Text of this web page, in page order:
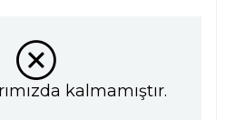
kalmamıştır.